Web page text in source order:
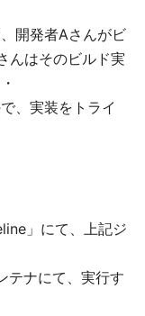
開発者Aさんがビ
んはそのビルド実
、実装をトライ
」にて、上記ジ
テナにて、実行す